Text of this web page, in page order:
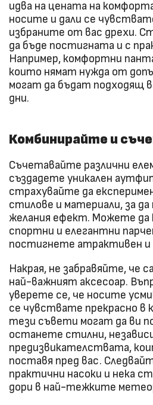
идва на цената на
носите и дали се
избраните от вас дрехи.
да бъде постигната и с
Например, комфортни
които нямат нужда от
могат да бъдат подходящ
дни.
Комбинирайте и
Съчетавайте различни
създадете уникален
страхувайте да
стилове и материали, за
желания ефект. Можете да
спортни и елегантни
постигнете атрактивен и
Накрая, не забравяйте, че
най-важният аксесоар.
уверете се, че носите
се чувствате прекрасно в
тези съвети могат да ви
останете стилни,
предизвикателствата,
поставя пред вас.
практични насоки и нека
дори в най-тежките